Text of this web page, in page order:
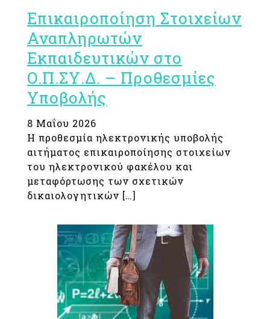
Επικαιροποίηση Στοιχείων
Αναπληρωτών
Εκπαιδευτικών στο
Ο.Π.ΣΥ.Δ. – Προθεσμίες
Υποβολής
8 Μαΐου 2026
Η προθεσμία ηλεκτρονικής υποβολής
αιτήματος επικαιροποίησης στοιχείων
του ηλεκτρονικού φακέλου και
μεταφόρτωσης των σχετικών
δικαιολογητικών […]